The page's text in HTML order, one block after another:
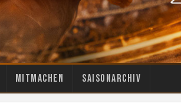
Mitmachen Saisonarchiv